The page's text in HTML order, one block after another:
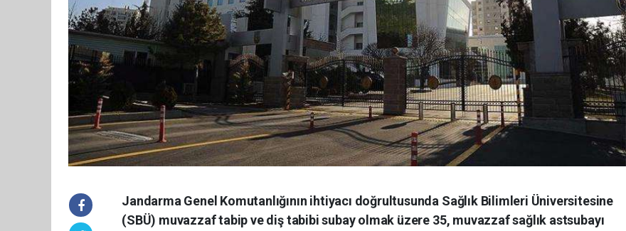
Jandarma Genel Komutanlığının ihtiyacı doğrultusunda Sağlık Bilimleri Üniversitesine
(SBÜ) muvazzaf tabip ve diş tabibi subay olmak üzere 35, muvazzaf sağlık astsubayı